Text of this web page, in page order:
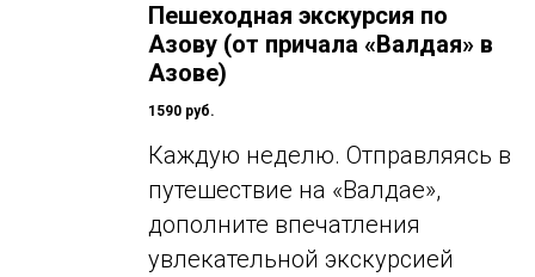
Пешеходная экскурсия по
Азову (от причала «Валдая» в
Азове)
1590 руб.
Каждую неделю. Отправляясь в
путешествие на «Валдае»,
дополните впечатления
увлекательной экскурсией